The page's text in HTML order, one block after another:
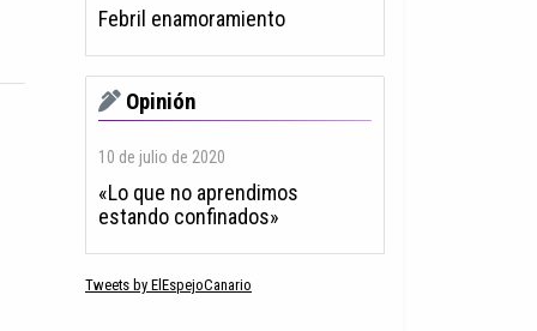
Febril enamoramiento
Opinión
10 de julio de 2020
«Lo que no aprendimos
estando confinados»
Tweets by ElEspejoCanario